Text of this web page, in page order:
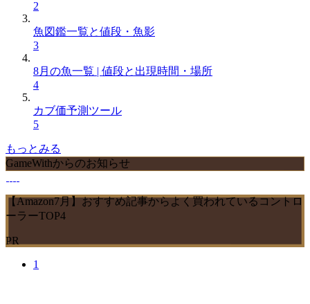
2
魚図鑑一覧と値段・魚影
3
8月の魚一覧 | 値段と出現時間・場所
4
カブ価予測ツール
5
もっとみる
GameWithからのお知らせ
【Amazon7月】おすすめ記事からよく買われているコントロ
ーラーTOP4
PR
1